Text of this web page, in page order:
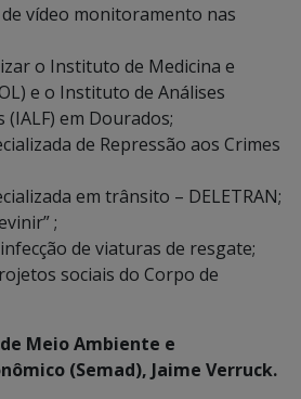
vídeo monitoramento nas
o Instituto de Medicina e
e o Instituto de Análises
em Dourados;
de Repressão aos Crimes
em trânsito – DELETRAN;
;
de viaturas de resgate;
sociais do Corpo de
Meio Ambiente e
(Semad), Jaime Verruck.